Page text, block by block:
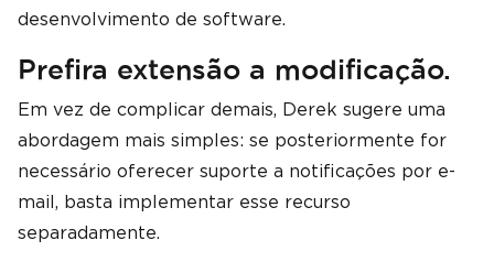
desenvolvimento de software.
Prefira extensão a modificação.
Em vez de complicar demais, Derek sugere uma
abordagem mais simples: se posteriormente for
necessário oferecer suporte a notificações por e-
mail, basta implementar esse recurso
separadamente.